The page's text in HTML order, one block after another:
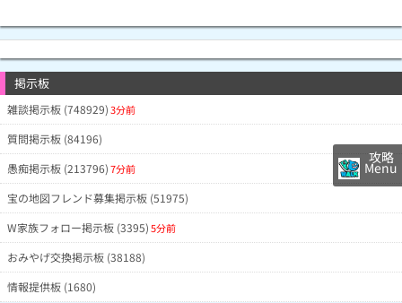
攻略
Menu
掲示板
雑談掲示板 (748929)3分前
質問掲示板 (84196)
愚痴掲示板 (213796)7分前
宝の地図フレンド募集掲示板 (51975)
W家族フォロー掲示板 (3395)5分前
おみやげ交換掲示板 (38188)
情報提供板 (1680)